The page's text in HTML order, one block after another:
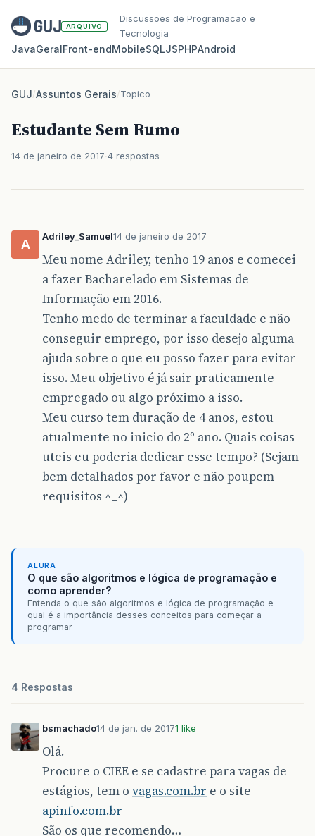
ARQUIVO
Discussoes de Programacao e
Tecnologia
JavaGeralFront‑endMobileSQLJSPHPAndroid
GUJ/Assuntos Gerais/Topico
Estudante Sem Rumo
14 de janeiro de 2017 4 respostas
A
Adriley_Samuel14 de janeiro de 2017
Meu nome Adriley, tenho 19 anos e comecei
a fazer Bacharelado em Sistemas de
Informação em 2016.
Tenho medo de terminar a faculdade e não
conseguir emprego, por isso desejo alguma
ajuda sobre o que eu posso fazer para evitar
isso. Meu objetivo é já sair praticamente
empregado ou algo próximo a isso.
Meu curso tem duração de 4 anos, estou
atualmente no inicio do 2º ano. Quais coisas
uteis eu poderia dedicar esse tempo? (Sejam
bem detalhados por favor e não poupem
requisitos ^_^)
ALURA
O que são algoritmos e lógica de programação e
como aprender?
Entenda o que são algoritmos e lógica de programação e
qual é a importância desses conceitos para começar a
programar
4 Respostas
bsmachado14 de jan. de 20171 like
Olá.
Procure o CIEE e se cadastre para vagas de
estágios, tem o vagas.com.br e o site
apinfo.com.br
São os que recomendo…